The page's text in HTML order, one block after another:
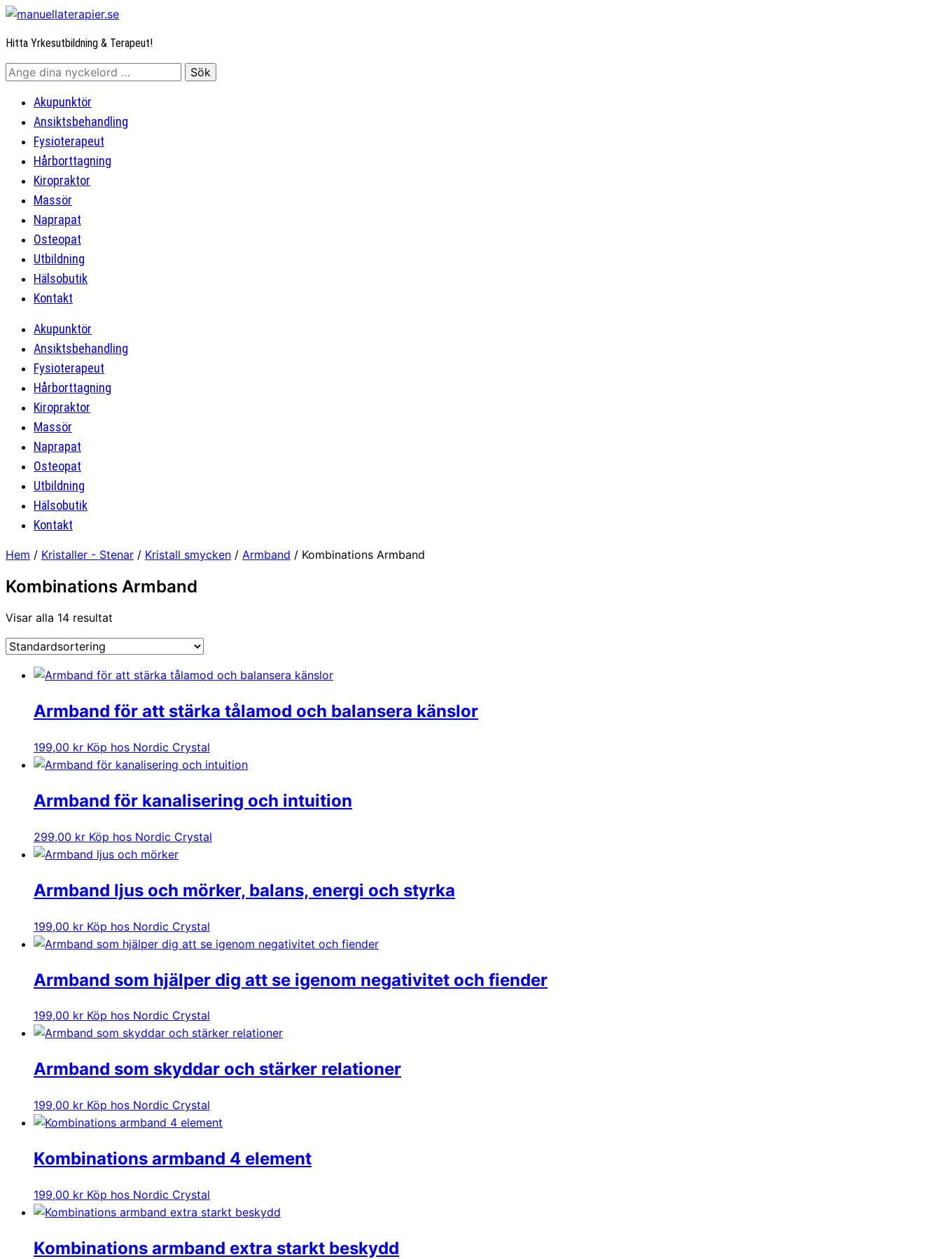
Hitta Yrkesutbildning & Terapeut!
Akupunktör
Ansiktsbehandling
Fysioterapeut
Hårborttagning
Kiropraktor
Massör
Naprapat
Osteopat
Utbildning
Hälsobutik
Kontakt
Akupunktör
Ansiktsbehandling
Fysioterapeut
Hårborttagning
Kiropraktor
Massör
Naprapat
Osteopat
Utbildning
Hälsobutik
Kontakt
Hem / Kristaller - Stenar / Kristall smycken / Armband / Kombinations Armband
Kombinations Armband
Visar alla 14 resultat
Armband för att stärka tålamod och balansera känslor
199,00 kr Köp hos Nordic Crystal
Armband för kanalisering och intuition
299,00 kr Köp hos Nordic Crystal
Armband ljus och mörker, balans, energi och styrka
199,00 kr Köp hos Nordic Crystal
Armband som hjälper dig att se igenom negativitet och fiender
199,00 kr Köp hos Nordic Crystal
Armband som skyddar och stärker relationer
199,00 kr Köp hos Nordic Crystal
Kombinations armband 4 element
199,00 kr Köp hos Nordic Crystal
Kombinations armband extra starkt beskydd